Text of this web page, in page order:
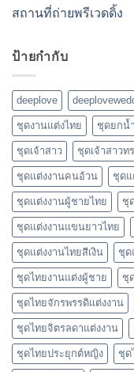
สถานที่ถ่ายพรีเวดดิ้ง
ป้ายกำกับ
deeplove
ชุดงานแต่งไทย ชุดยกน้
ชุดเจ้าสาว ชุดเจ้าสาวท
ชุดแต่งงานคนอ้วน ชุดแ
ชุดแต่งงานผู้ชายไทย ชุ
ชุดแต่งงานแขนยาวไทย
ชุดแต่งงานไทยสีเงิน ชุด
ชุดไทยงานแต่งผู้ชาย ชุ
ชุดไทยจักรพรรดิแต่งงาน
ชุดไทยจิตรลดาแต่งงาน
ชุดไทยประยุกต์หญิง ชุด